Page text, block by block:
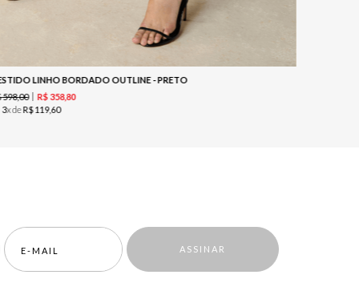
LINHO BORDADO OUTLINE - PRETO
598,00 R$358,80
3x deR$ 119,60
ASSINAR